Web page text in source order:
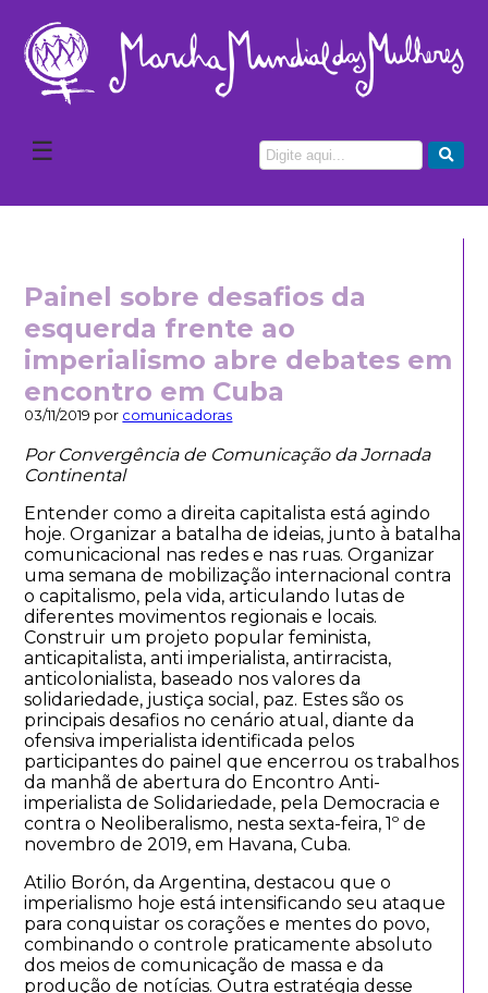
☰
Painel sobre desafios da
esquerda frente ao
imperialismo abre debates em
encontro em Cuba
03/11/2019 por comunicadoras
Por Convergência de Comunicação da Jornada
Continental
Entender como a direita capitalista está agindo
hoje. Organizar a batalha de ideias, junto à batalha
comunicacional nas redes e nas ruas. Organizar
uma semana de mobilização internacional contra
o capitalismo, pela vida, articulando lutas de
diferentes movimentos regionais e locais.
Construir um projeto popular feminista,
anticapitalista, anti imperialista, antirracista,
anticolonialista, baseado nos valores da
solidariedade, justiça social, paz. Estes são os
principais desafios no cenário atual, diante da
ofensiva imperialista identificada pelos
participantes do painel que encerrou os trabalhos
da manhã de abertura do Encontro Anti-
imperialista de Solidariedade, pela Democracia e
contra o Neoliberalismo, nesta sexta-feira, 1º de
novembro de 2019, em Havana, Cuba.
Atilio Borón, da Argentina, destacou que o
imperialismo hoje está intensificando seu ataque
para conquistar os corações e mentes do povo,
combinando o controle praticamente absoluto
dos meios de comunicação de massa e da
produção de notícias. Outra estratégia desse